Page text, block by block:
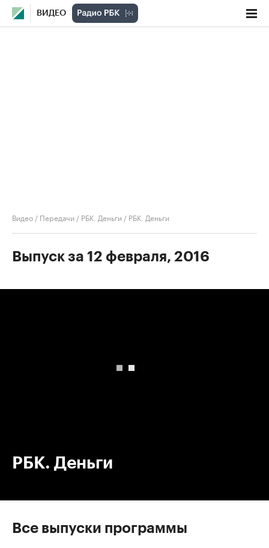
ВИДЕО
Видео / Передачи / РБК. Деньги / РБК. Деньги
Выпуск за 12 февраля, 2016
РБК. Деньги
Все выпуски программы